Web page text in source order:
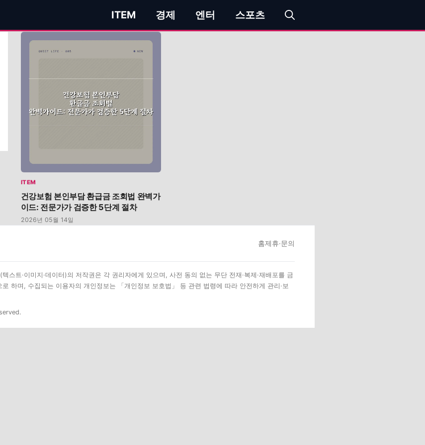
ITEM 경제 엔터 스포츠
ITEM
건강보험 본인부담 환급금 조회법 완벽가
이드: 전문가가 검증한 5단계 절차
2026년 05월 14일
홈제휴·문의
스트·이미지·데이터)의 저작권은 각 권리자에게 있으며, 사전 동의 없는 무단 전재·복제·재배포를 금
하며, 수집되는 이용자의 개인정보는 「개인정보 보호법」 등 관련 법령에 따라 안전하게 관리·보